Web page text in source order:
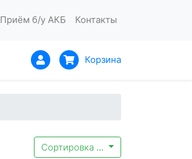
Приём б/у АКБ Контакты
Корзина
Сортировка ...